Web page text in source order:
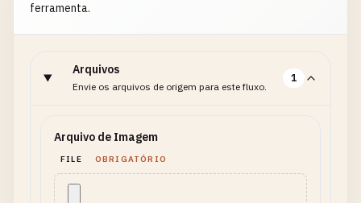
ferramenta.
Arquivos
Envie os arquivos de origem para este fluxo.
1
Arquivo de Imagem
FILE OBRIGATÓRIO